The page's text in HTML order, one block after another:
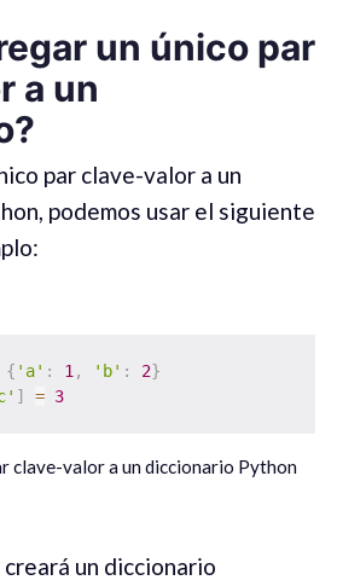
un único par
a un
par clave-valor a un
podemos usar el siguiente
{ 'a' : 1, 'b' : 2}
] = 3
clave-valor a un diccionario Python
un diccionario